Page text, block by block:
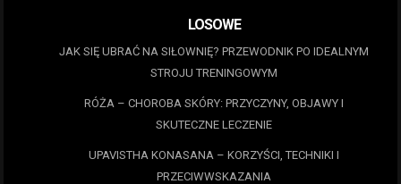
LOSOWE
JAK SIĘ UBRAĆ NA SIŁOWNIĘ? PRZEWODNIK PO IDEALNYM
STROJU TRENINGOWYM
RÓŻA – CHOROBA SKÓRY: PRZYCZYNY, OBJAWY I
SKUTECZNE LECZENIE
UPAVISTHA KONASANA – KORZYŚCI, TECHNIKI I
PRZECIWWSKAZANIA